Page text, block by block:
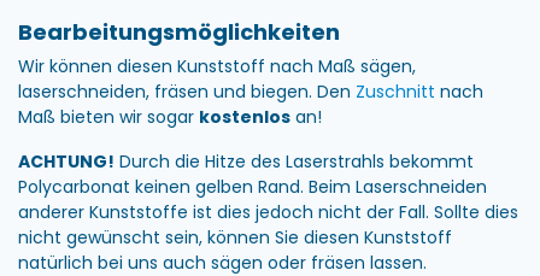
Bearbeitungsmöglichkeiten
Wir können diesen Kunststoff nach Maß sägen,
laserschneiden, fräsen und biegen. Den Zuschnitt nach
Maß bieten wir sogar kostenlos an!
ACHTUNG! Durch die Hitze des Laserstrahls bekommt
Polycarbonat keinen gelben Rand. Beim Laserschneiden
anderer Kunststoffe ist dies jedoch nicht der Fall. Sollte dies
nicht gewünscht sein, können Sie diesen Kunststoff
natürlich bei uns auch sägen oder fräsen lassen.